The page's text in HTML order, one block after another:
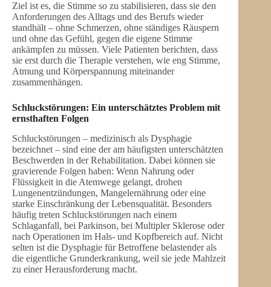
Ziel ist es, die Stimme so zu stabilisieren, dass sie den
Anforderungen des Alltags und des Berufs wieder
standhält – ohne Schmerzen, ohne ständiges Räuspern
und ohne das Gefühl, gegen die eigene Stimme
ankämpfen zu müssen. Viele Patienten berichten, dass
sie erst durch die Therapie verstehen, wie eng Stimme,
Atmung und Körperspannung miteinander
zusammenhängen.
Schluckstörungen: Ein unterschätztes Problem mit
ernsthaften Folgen
Schluckstörungen – medizinisch als Dysphagie
bezeichnet – sind eine der am häufigsten unterschätzten
Beschwerden in der Rehabilitation. Dabei können sie
gravierende Folgen haben: Wenn Nahrung oder
Flüssigkeit in die Atemwege gelangt, drohen
Lungenentzündungen, Mangelernährung oder eine
starke Einschränkung der Lebensqualität. Besonders
häufig treten Schluckstörungen nach einem
Schlaganfall, bei Parkinson, bei Multipler Sklerose oder
nach Operationen im Hals- und Kopfbereich auf. Nicht
selten ist die Dysphagie für Betroffene belastender als
die eigentliche Grunderkrankung, weil sie jede Mahlzeit
zu einer Herausforderung macht.